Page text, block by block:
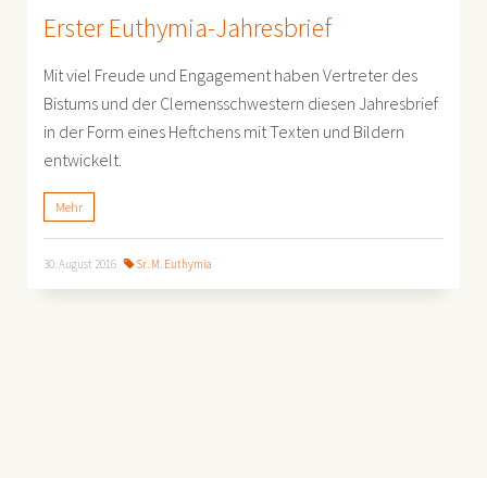
Erster Euthymia-Jahresbrief
Mit viel Freude und Engagement haben Vertreter des
Bistums und der Clemensschwestern diesen Jahresbrief
in der Form eines Heftchens mit Texten und Bildern
entwickelt.
Mehr
30. August 2016 Sr. M. Euthymia